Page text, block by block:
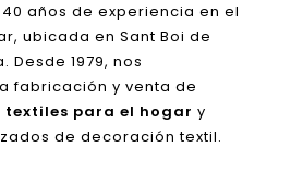
años de experiencia en el
ubicada en Sant Boi de
Desde 1979, nos
fabricación y venta de
textiles para el hogar y
de decoración textil.